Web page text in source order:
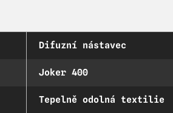
Difuzní nástavec
Joker 400
Tepelně odolná textilie